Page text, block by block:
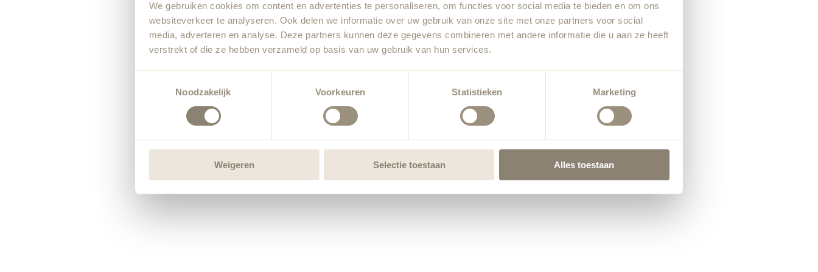
We gebruiken cookies om content en advertenties te personaliseren, om functies voor social media te bieden en om ons
websiteverkeer te analyseren. Ook delen we informatie over uw gebruik van onze site met onze partners voor social
media, adverteren en analyse. Deze partners kunnen deze gegevens combineren met andere informatie die u aan ze heeft
verstrekt of die ze hebben verzameld op basis van uw gebruik van hun services.
Noodzakelijk
Voorkeuren Statistieken Marketing
Weigeren Selectie toestaan Alles toestaan